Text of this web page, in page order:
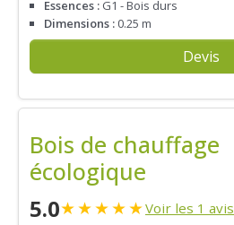
Essences : G1 - Bois durs
Dimensions : 0.25 m
Devis
Bois de chauffage
écologique
5.0★★★★★Voir les 1 avis